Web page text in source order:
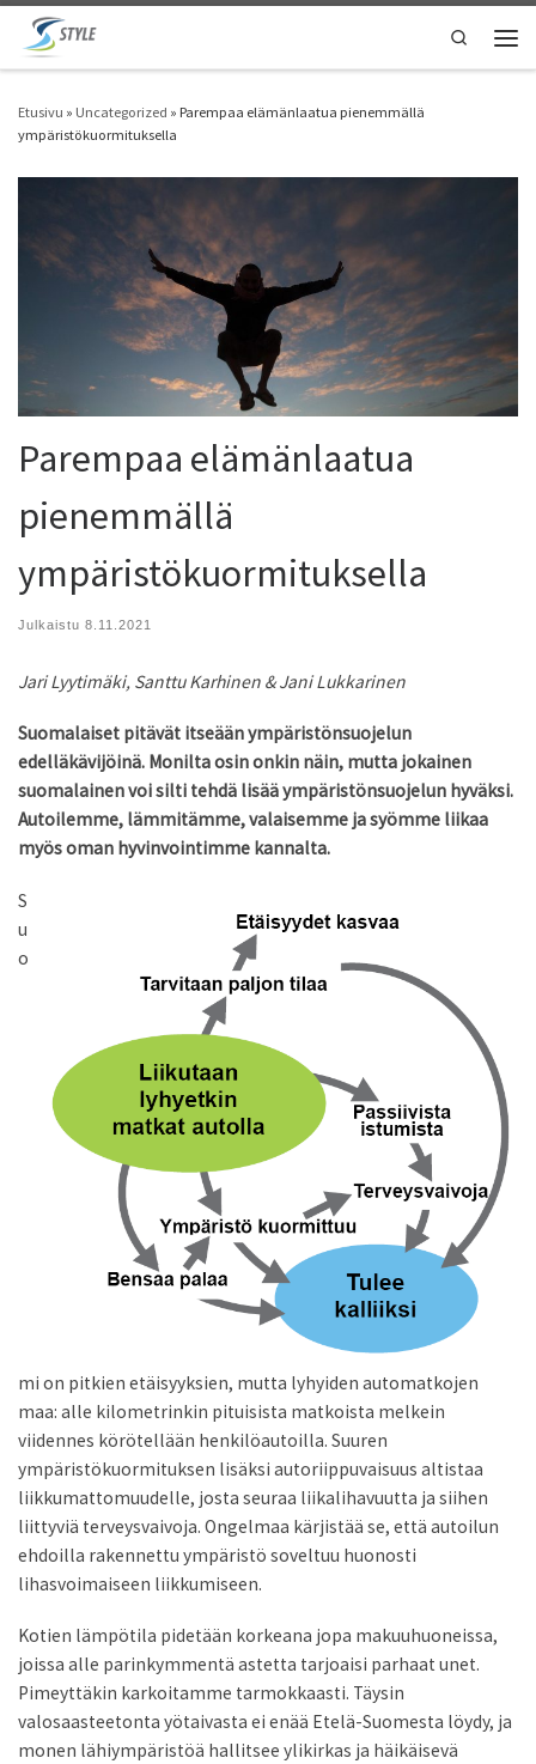
Skip to content
Search
Etusivu » Uncategorized » Parempaa elämänlaatua pienemmällä
ympäristökuormituksella
Parempaa elämänlaatua
pienemmällä
ympäristökuormituksella
Julkaistu 8.11.2021
Jari Lyytimäki, Santtu Karhinen & Jani Lukkarinen
Suomalaiset pitävät itseään ympäristönsuojelun
edelläkävijöinä. Monilta osin onkin näin, mutta jokainen
suomalainen voi silti tehdä lisää ympäristönsuojelun hyväksi.
Autoilemme, lämmitämme, valaisemme ja syömme liikaa
myös oman hyvinvointimme kannalta.
S
u
o
mi on pitkien etäisyyksien, mutta lyhyiden automatkojen
maa: alle kilometrinkin pituisista matkoista melkein
viidennes körötellään henkilöautoilla. Suuren
ympäristökuormituksen lisäksi autoriippuvaisuus altistaa
liikkumattomuudelle, josta seuraa liikalihavuutta ja siihen
liittyviä terveysvaivoja. Ongelmaa kärjistää se, että autoilun
ehdoilla rakennettu ympäristö soveltuu huonosti
lihasvoimaiseen liikkumiseen.
Kotien lämpötila pidetään korkeana jopa makuuhuoneissa,
joissa alle parinkymmentä astetta tarjoaisi parhaat unet.
Pimeyttäkin karkoitamme tarmokkaasti. Täysin
valosaasteetonta yötaivasta ei enää Etelä-Suomesta löydy, ja
monen lähiympäristöä hallitsee ylikirkas ja häikäisevä